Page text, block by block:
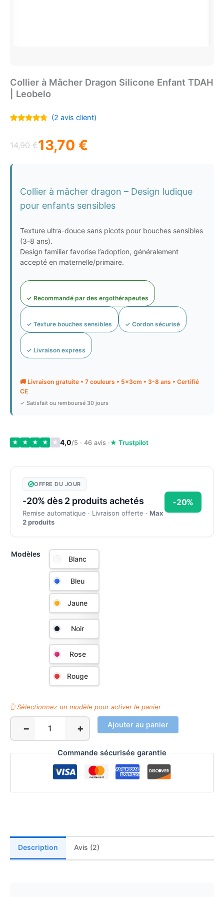
Collier à Mâcher Dragon Silicone Enfant TDAH
| Leobelo
basé sur
notations
(2 avis client)
14,90€
Le
prix
initial
était :
14,90 €.
13,70 €
Le
prix
actuel
est :
13,70 €.
Collier à mâcher dragon – Design ludique
pour enfants sensibles
Texture ultra-douce sans picots pour bouches sensibles
(3-8 ans).
Design familier favorise l’adoption, généralement
accepté en maternelle/primaire.
✓ Recommandé par des ergothérapeutes
✓ Texture bouches sensibles ✓ Cordon sécurisé
✓ Livraison express
🚚 Livraison gratuite • 7 couleurs • 5×3cm • 3-8 ans • Certifié
CE
✓ Satisfait ou remboursé 30 jours
★ ★ ★ ★ ★ 4,0/5 · 46 avis ·★ Trustpilot
OFFRE DU JOUR
-20% dès 2 produits achetés
Remise automatique · Livraison offerte · Max
2 produits
-20%
Modèles
Blanc
Bleu
Jaune
Noir
Rose
Rouge
−
quantité
de
Collier
Silicone
+ Ajouter au panier
Commande sécurisée garantie
Description Avis (2)